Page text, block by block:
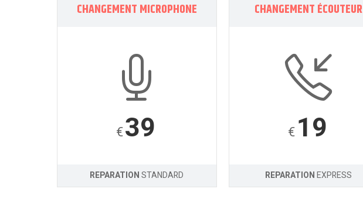
CHANGEMENT MICROPHONE
€39
REPARATIONSTANDARD
CHANGEMENT ÉCOUTEUR
€19
REPARATIONEXPRESS